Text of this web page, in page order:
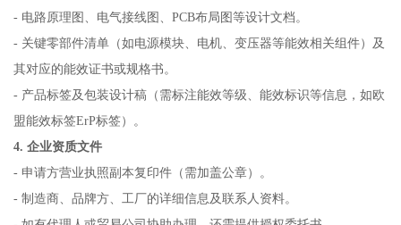
- 电路原理图、电气接线图、PCB布局图等设计文档。
- 关键零部件清单（如电源模块、电机、变压器等能效相关组件）及
其对应的能效证书或规格书。
- 产品标签及包装设计稿（需标注能效等级、能效标识等信息，如欧
盟能效标签ErP标签）。
4. 企业资质文件
- 申请方营业执照副本复印件（需加盖公章）。
- 制造商、品牌方、工厂的详细信息及联系人资料。